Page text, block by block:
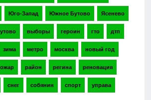
Юго-Запад Южное Бутово Ясенево
выборы героин гто дтп
зима метро москва новый год
район регина реновация
снег собянин спорт управа